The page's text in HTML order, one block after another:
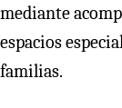
mediante
espacios
familias.